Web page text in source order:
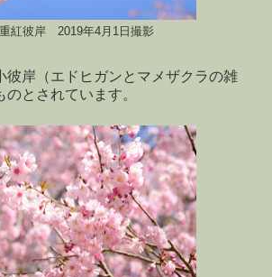
紅彼岸 2019年4月1日撮影
岸（エドヒガンとマメザクラの雑
とされています。